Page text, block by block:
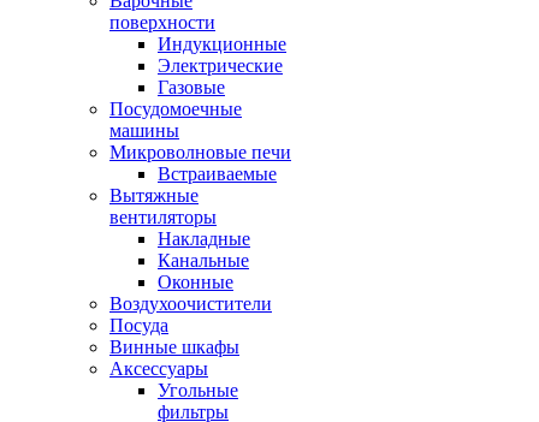
поверхности
Индукционные
Электрические
Газовые
Посудомоечные
машины
Микроволновые печи
Встраиваемые
Вытяжные
вентиляторы
Накладные
Канальные
Оконные
Воздухоочистители
Посуда
Винные шкафы
Аксессуары
Угольные
фильтры